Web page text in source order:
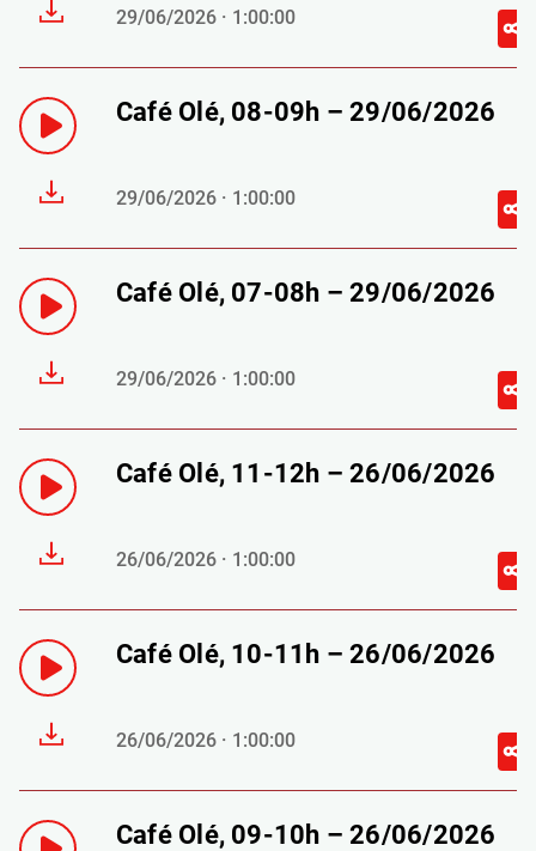
29/06/2026 · 1:00:00
Café Olé, 08-09h – 29/06/2026
29/06/2026 · 1:00:00
Café Olé, 07-08h – 29/06/2026
29/06/2026 · 1:00:00
Café Olé, 11-12h – 26/06/2026
26/06/2026 · 1:00:00
Café Olé, 10-11h – 26/06/2026
26/06/2026 · 1:00:00
Café Olé, 09-10h – 26/06/2026